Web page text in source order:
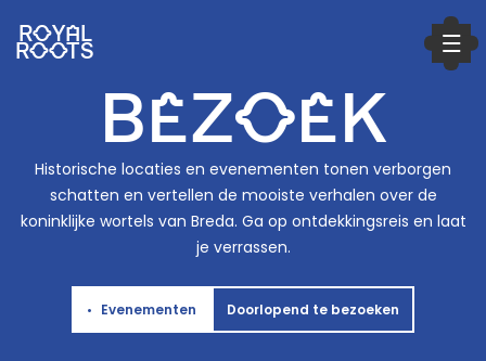
ROYAL
ROOTS
BEZOEK
Historische locaties en evenementen tonen verborgen
schatten en vertellen de mooiste verhalen over de
koninklijke wortels van Breda. Ga op ontdekkingsreis en laat
je verrassen.
• Evenementen Doorlopend te bezoeken